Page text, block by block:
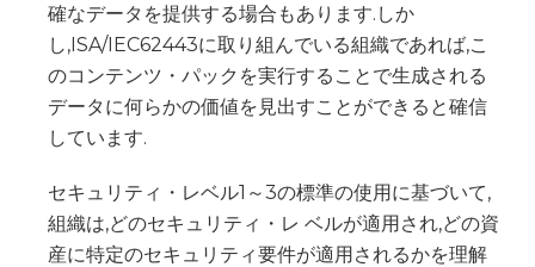
確なデータを提供する場合もあります.しか
し,ISA/IEC62443に取り組んでいる組織であれば,こ
のコンテンツ・パックを実行することで生成される
データに何らかの価値を見出すことができると確信
しています.
セキュリティ・レベル1～3の標準の使用に基づいて,
組織は,どのセキュリティ・レ ベルが適用され,どの資
産に特定のセキュリティ要件が適用されるかを理解